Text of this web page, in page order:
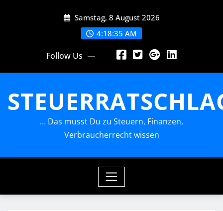
Samstag, 8 August 2026
4:18:35 AM
Follow Us
… Das musst Du zu Steuern, Finanzen,
Verbraucherrecht wissen